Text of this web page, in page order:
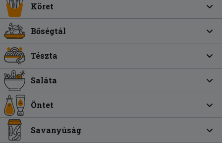
Köret
Bőségtál
Tészta
Saláta
Öntet
Savanyúság